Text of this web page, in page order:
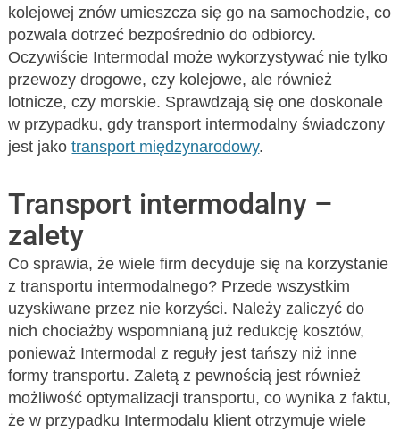
kolejowej znów umieszcza się go na samochodzie, co
pozwala dotrzeć bezpośrednio do odbiorcy.
Oczywiście Intermodal może wykorzystywać nie tylko
przewozy drogowe, czy kolejowe, ale również
lotnicze, czy morskie. Sprawdzają się one doskonale
w przypadku, gdy transport intermodalny świadczony
jest jakotransport międzynarodowy.
Transport intermodalny –
zalety
Co sprawia, że wiele firm decyduje się na korzystanie
z transportu intermodalnego? Przede wszystkim
uzyskiwane przez nie korzyści. Należy zaliczyć do
nich chociażby wspomnianą już redukcję kosztów,
ponieważ Intermodal z reguły jest tańszy niż inne
formy transportu. Zaletą z pewnością jest również
możliwość optymalizacji transportu, co wynika z faktu,
że w przypadku Intermodalu klient otrzymuje wiele